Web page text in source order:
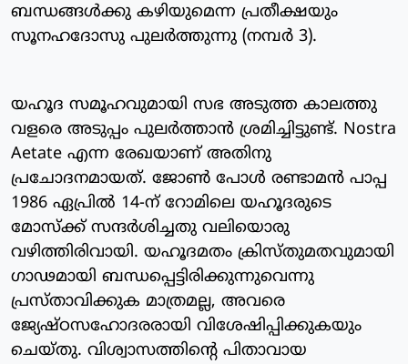
ബന്ധങ്ങള്‍ക്കു കഴിയുമെന്ന പ്രതീക്ഷയും
സൂനഹദോസു പുലര്‍ത്തുന്നു (നമ്പര്‍ 3).
യഹൂദ സമൂഹവുമായി സഭ അടുത്ത കാലത്തു
വളരെ അടുപ്പം പുലര്‍ത്താന്‍ ശ്രമിച്ചിട്ടുണ്ട്. Nostra
Aetate എന്ന രേഖയാണ് അതിനു
പ്രചോദനമായത്. ജോണ്‍ പോള്‍ രണ്ടാമന്‍ പാപ്പ
1986 ഏപ്രില്‍ 14-ന് റോമിലെ യഹൂദരുടെ
മോസ്‌ക്ക് സന്ദര്‍ശിച്ചതു വലിയൊരു
വഴിത്തിരിവായി. യഹൂദമതം ക്രിസ്തുമതവുമായി
ഗാഢമായി ബന്ധപ്പെട്ടിരിക്കുന്നുവെന്നു
പ്രസ്താവിക്കുക മാത്രമല്ല, അവരെ
ജ്യേഷ്ഠസഹോദരരായി വിശേഷിപ്പിക്കുകയും
ചെയ്തു. വിശ്വാസത്തിന്റെ പിതാവായ